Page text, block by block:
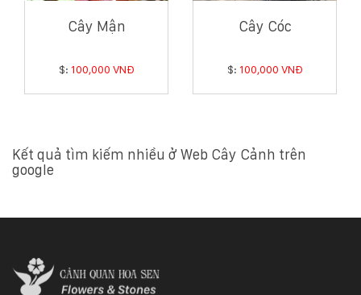
Cây Mận
$: 100,000 VNĐ
Cây Cóc
$: 100,000 VNĐ
Kết quả tìm kiếm nhiều ở Web Cây Cảnh trên
google